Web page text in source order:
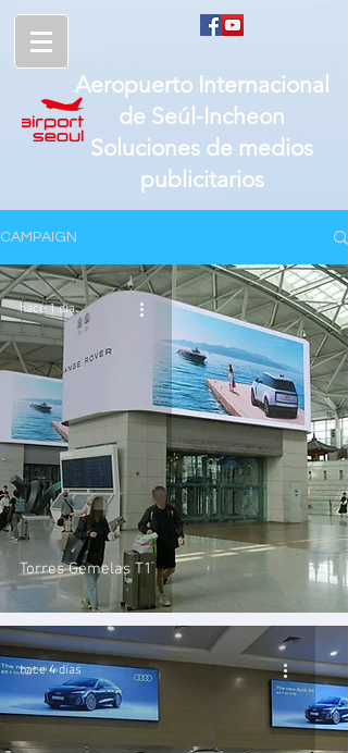
Aeropuerto Internacional
de Seúl-Incheon
Soluciones de medios
publicitarios
CAMPAIGN
Torres Gemelas T1
hace 1 día
hace 4 días